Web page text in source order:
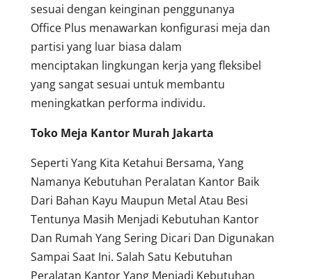
sesuai dengan keinginan penggunanya
Office Plus menawarkan konfigurasi meja dan
partisi yang luar biasa dalam
menciptakan lingkungan kerja yang fleksibel
yang sangat sesuai untuk membantu
meningkatkan performa individu.
Toko Meja Kantor Murah Jakarta
Seperti Yang Kita Ketahui Bersama, Yang
Namanya Kebutuhan Peralatan Kantor Baik
Dari Bahan Kayu Maupun Metal Atau Besi
Tentunya Masih Menjadi Kebutuhan Kantor
Dan Rumah Yang Sering Dicari Dan Digunakan
Sampai Saat Ini. Salah Satu Kebutuhan
Peralatan Kantor Yang Menjadi Kebutuhan